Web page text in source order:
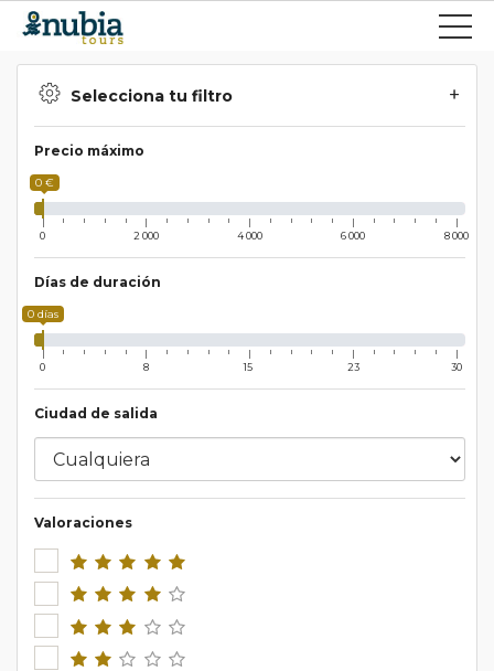
Selecciona tu filtro
Precio máximo
0 €
0 2 000 4 000 6 000 8 000
Días de duración
0 días
0 8 15 23 30
Ciudad de salida
Valoraciones